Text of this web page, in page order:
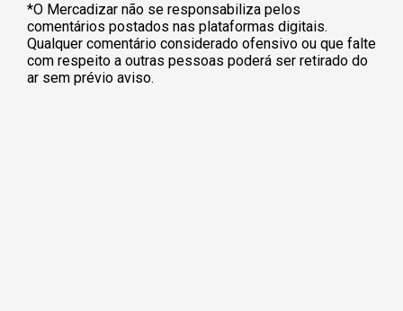
*O Mercadizar não se responsabiliza pelos
comentários postados nas plataformas digitais.
Qualquer comentário considerado ofensivo ou que falte
com respeito a outras pessoas poderá ser retirado do
ar sem prévio aviso.